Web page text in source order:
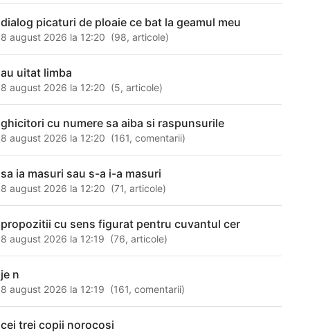
dialog picaturi de ploaie ce bat la geamul meu
8 august 2026 la 12:20 (98,articole)
au uitat limba
8 august 2026 la 12:20 (5,articole)
ghicitori cu numere sa aiba si raspunsurile
8 august 2026 la 12:20 (161,comentarii)
sa ia masuri sau s-a i-a masuri
8 august 2026 la 12:20 (71,articole)
propozitii cu sens figurat pentru cuvantul cer
8 august 2026 la 12:19 (76,articole)
je n
8 august 2026 la 12:19 (161,comentarii)
cei trei copii norocosi